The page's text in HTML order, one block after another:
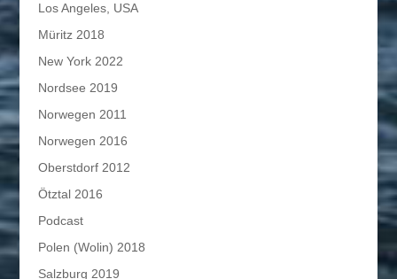
Los Angeles, USA
Müritz 2018
New York 2022
Nordsee 2019
Norwegen 2011
Norwegen 2016
Oberstdorf 2012
Ötztal 2016
Podcast
Polen (Wolin) 2018
Salzburg 2019